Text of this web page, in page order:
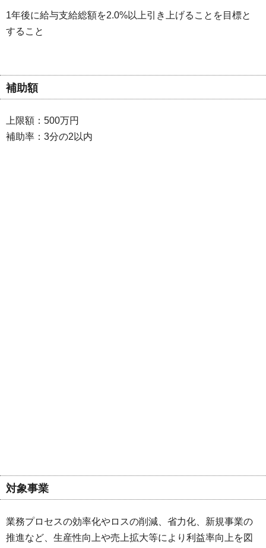
1年後に給与支給総額を2.0%以上引き上げることを目標と
すること
補助額
上限額：500万円
補助率：3分の2以内
対象事業
業務プロセスの効率化やロスの削減、省力化、新規事業の
推進など、生産性向上や売上拡大等により利益率向上を図